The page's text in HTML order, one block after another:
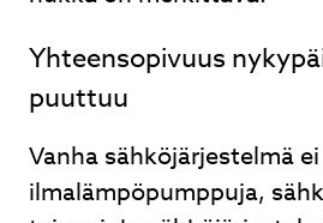
Yhteensopivuus
puuttuu
Vanha sähköjärjestelmä
ilmalämpöpumppuja,